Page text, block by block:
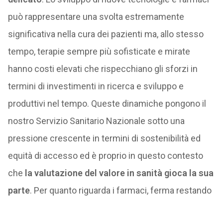
può rappresentare una svolta estremamente
significativa nella cura dei pazienti ma, allo stesso
tempo, terapie sempre più sofisticate e mirate
hanno costi elevati che rispecchiano gli sforzi in
termini di investimenti in ricerca e sviluppo e
produttivi nel tempo. Queste dinamiche pongono il
nostro Servizio Sanitario Nazionale sotto una
pressione crescente in termini di sostenibilità ed
equità di accesso ed è proprio in questo contesto
che la valutazione del valore in sanità gioca la sua
parte. Per quanto riguarda i farmaci, ferma restando